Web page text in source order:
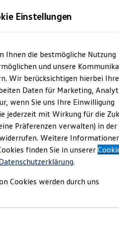
und Gebrauchtwagen
Gebrauchtwagen
Stich
Einstellungen
Ihnen die bestmögliche Nutzung
und unsere
Wir berücksichtigen hierbei Ihre
Daten für Marketing,
wenn Sie uns Ihre Einwilligung
jederzeit mit Wirkung für die
Präferenzen verwalten) in der
Weitere
finden Sie in unserer
.
Cookies werden durch uns